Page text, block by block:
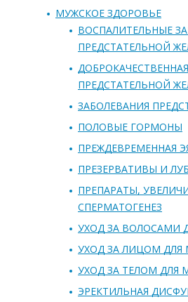
МУЖСКОЕ ЗДОРОВЬЕ
ВОСПАЛИТЕЛЬНЫЕ
ПРЕДСТАТЕЛЬНОЙ
ПРЕДСТАТЕЛЬНОЙ
ЗАБОЛЕВАНИЯ
ПОЛОВЫЕ ГОРМОНЫ
ПРЕЖДЕВРЕМЕННАЯ
ПРЕЗЕРВАТИВЫ И
ПРЕПАРАТЫ,
СПЕРМАТОГЕНЕЗ
УХОД ЗА ВОЛОСАМИ
УХОД ЗА ЛИЦОМ ДЛЯ
УХОД ЗА ТЕЛОМ ДЛЯ
ЭРЕКТИЛЬНАЯ